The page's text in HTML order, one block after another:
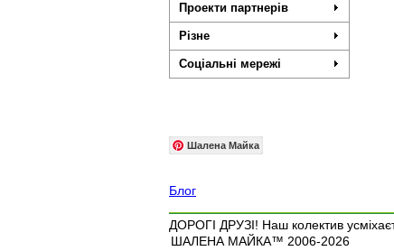
Проекти партнерів
Різне
Соціальні мережі
Шалена Майка
Блог
ДОРОГІ ДРУЗІ! Наш колектив
ШАЛЕНА МАЙКА™ 2006-2026